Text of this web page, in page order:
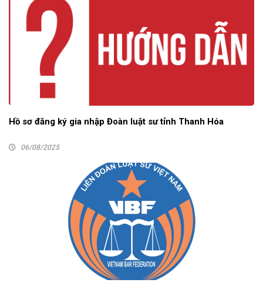
Hồ sơ đăng ký gia nhập Đoàn luật sư tỉnh Thanh Hóa
06/08/2025